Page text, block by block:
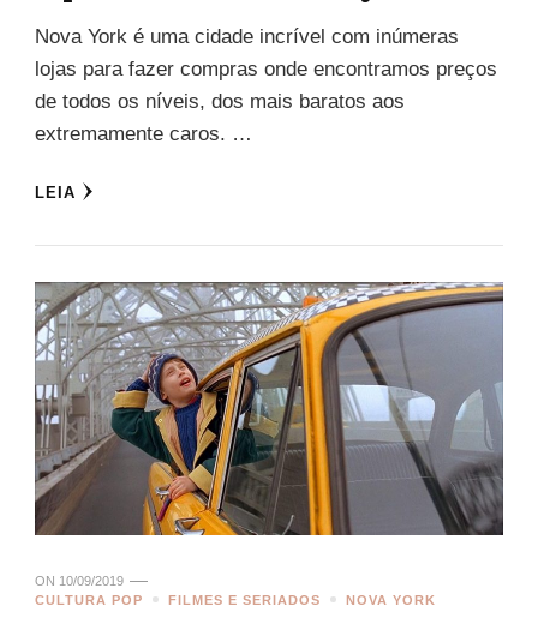
Nova York é uma cidade incrível com inúmeras
lojas para fazer compras onde encontramos preços
de todos os níveis, dos mais baratos aos
extremamente caros. …
LEIA
ON 10/09/2019
CULTURA POP
FILMES E SERIADOS NOVA YORK